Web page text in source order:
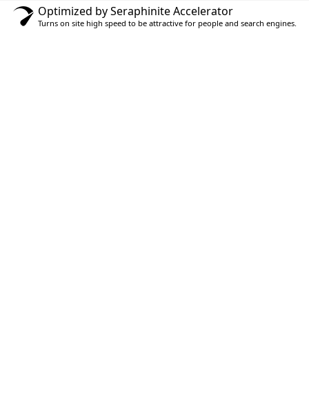
Optimized by Seraphinite Accelerator
Turns on site high speed to be attractive for people and search engines.